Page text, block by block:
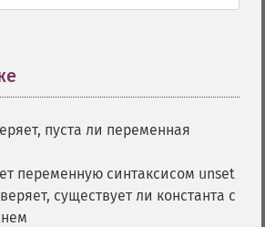
пуста ли переменная
переменную синтаксисом unset
существует ли константа с